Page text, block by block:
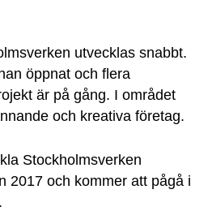
utvecklas snabbt.
öppnat och flera
är på gång. I området
och kreativa företag.
Stockholmsverken
2017 och kommer att pågå i